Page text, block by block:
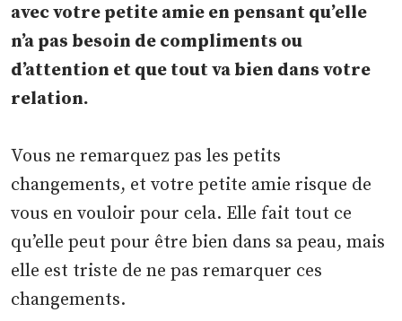
avec votre petite amie en pensant qu’elle
n’a pas besoin de compliments ou
d’attention et que tout va bien dans votre
relation.
Vous ne remarquez pas les petits
changements, et votre petite amie risque de
vous en vouloir pour cela. Elle fait tout ce
qu’elle peut pour être bien dans sa peau, mais
elle est triste de ne pas remarquer ces
changements.